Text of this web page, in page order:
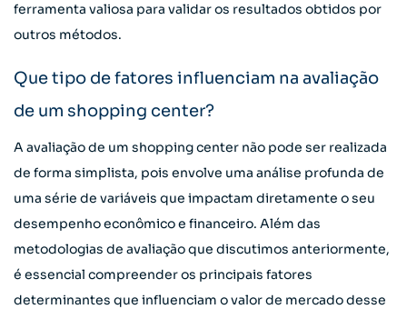
ferramenta valiosa para validar os resultados obtidos por
outros métodos.
Que tipo de fatores influenciam na avaliação
de um shopping center?
A avaliação de um shopping center não pode ser realizada
de forma simplista, pois envolve uma análise profunda de
uma série de variáveis que impactam diretamente o seu
desempenho econômico e financeiro. Além das
metodologias de avaliação que discutimos anteriormente,
é essencial compreender os principais fatores
determinantes que influenciam o valor de mercado desse